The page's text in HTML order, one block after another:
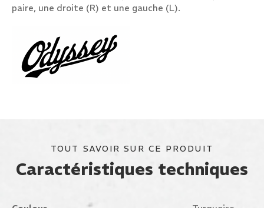
paire, une droite (R) et une gauche (L).
TOUT SAVOIR SUR CE PRODUIT
Caractéristiques techniques